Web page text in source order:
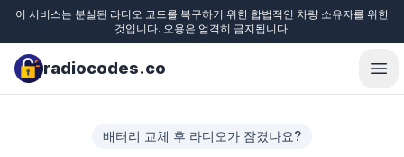
이 서비스는 분실된 라디오 코드를 복구하기 위한 합법적인 차량 소유자를 위한
것입니다. 오용은 엄격히 금지됩니다.
radiocodes.co
배터리 교체 후 라디오가 잠겼나요?